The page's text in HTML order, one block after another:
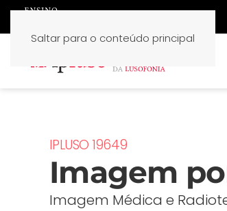
Saltar para o conteúdo principal
IPLUSO 19649
Imagem
Imagem Médica e